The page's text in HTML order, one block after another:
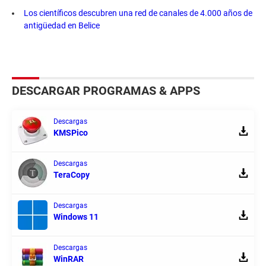
Los científicos descubren una red de canales de 4.000 años de
antigüedad en Belice
DESCARGAR PROGRAMAS & APPS
Descargas
KMSPico
Descargas
TeraCopy
Descargas
Windows 11
Descargas
WinRAR